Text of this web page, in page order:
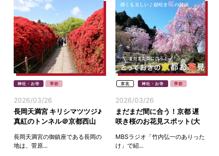
神社・お寺 季節
2026/03/26
長岡天満宮 キリシマツツジ♪
真紅のトンネル＠京都西山
長岡天満宮の御鎮座である長岡の
地は、菅原...
京北 神社・お寺 季節
2026/03/26
まだまだ間に合う！京都 遅
咲き桜のお花見スポット(大
MBSラジオ「竹内弘一のありった
け」で紹...